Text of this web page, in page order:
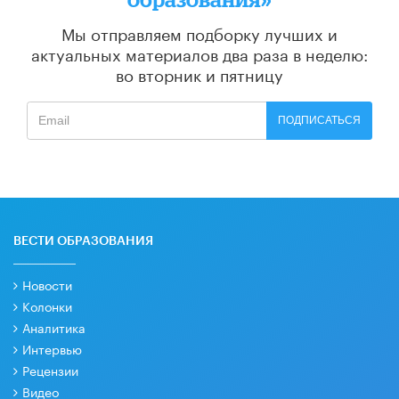
Мы отправляем подборку лучших и
актуальных материалов два раза в неделю:
во вторник и пятницу
ПОДПИСАТЬСЯ
ВЕСТИ ОБРАЗОВАНИЯ
Новости
Колонки
Аналитика
Интервью
Рецензии
Видео